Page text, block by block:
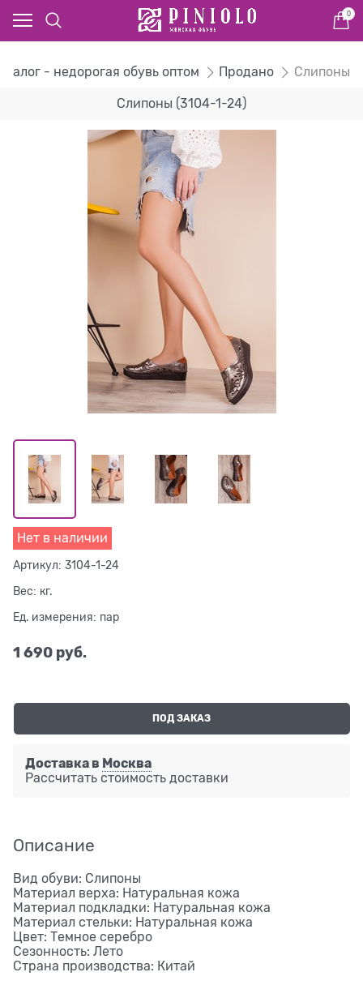
0
- недорогая обувь оптом Продано Слипоны
Слипоны (3104-1-24)
Нет в наличии
Артикул: 3104-1-24
Вес: кг.
Ед. измерения: пар
1 690 руб.
ПОД ЗАКАЗ
Доставка в Москва
Рассчитать стоимость доставки
Описание
Вид обуви: Слипоны
Материал верха: Натуральная кожа
Материал подкладки: Натуральная кожа
Материал стельки: Натуральная кожа
Цвет: Темное серебро
Сезонность: Лето
Страна производства: Китай